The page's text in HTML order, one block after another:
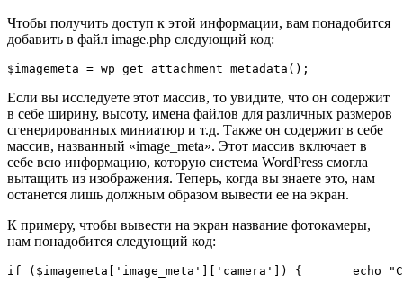
Чтобы получить доступ к этой информации, вам понадобится
добавить в файл image.php следующий код:
$imagemeta = wp_get_attachment_metadata();
Если вы исследуете этот массив, то увидите, что он содержит
в себе ширину, высоту, имена файлов для различных размеров
сгенерированных миниатюр и т.д. Также он содержит в себе
массив, названный «image_meta». Этот массив включает в
себе всю информацию, которую система WordPress смогла
вытащить из изображения. Теперь, когда вы знаете это, нам
останется лишь должным образом вывести ее на экран.
К примеру, чтобы вывести на экран название фотокамеры,
нам понадобится следующий код:
if